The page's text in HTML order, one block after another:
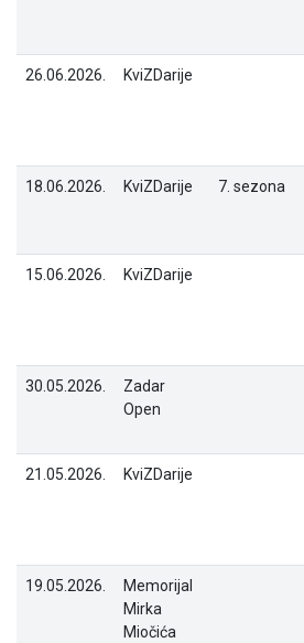
26.06.2026. KviZDarije
18.06.2026. KviZDarije 7. sezona
15.06.2026. KviZDarije
30.05.2026.
Zadar
Open
21.05.2026. KviZDarije
19.05.2026.
Memorijal
Mirka
Miočića